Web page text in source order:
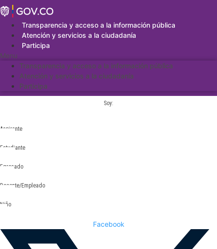
Saltar
al
contenidoTransparencia y acceso a la información pública
Atención y servicios a la ciudadanía
Participa
Menu
Transparencia y acceso a la información pública
Atención y servicios a la ciudadanía
Participa
Soy:
Aspirante
Estudiante
Egresado
Docente/Empleado
Niño
Facebook